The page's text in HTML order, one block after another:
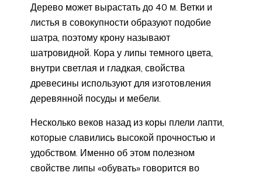
Дерево может вырастать до 40 м. Ветки и
листья в совокупности образуют подобие
шатра, поэтому крону называют
шатровидной. Кора у липы темного цвета,
внутри светлая и гладкая, свойства
древесины используют для изготовления
деревянной посуды и мебели.
Несколько веков назад из коры плели лапти,
которые славились высокой прочностью и
удобством. Именно об этом полезном
свойстве липы «обувать» говорится во